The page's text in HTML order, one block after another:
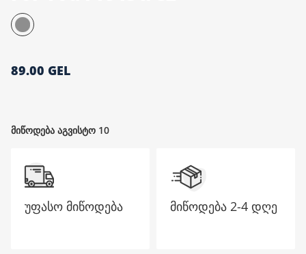
89.00 GEL
მიწოდება აგვისტო 10
უფასო მიწოდება მიწოდება 2-4 დღე